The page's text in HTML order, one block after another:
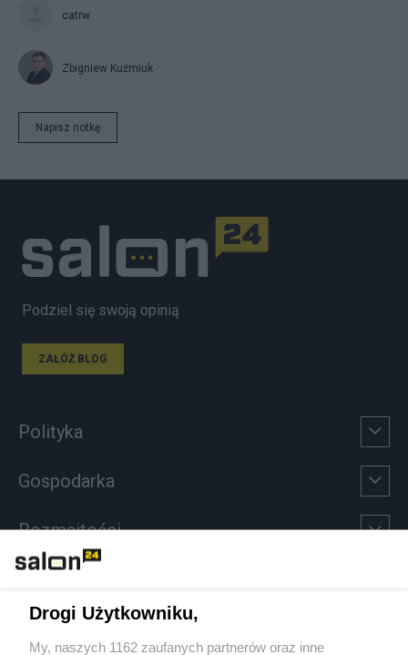
catrw
Zbigniew Kuźmiuk
Napisz notkę
Podziel się swoją opinią
ZAŁÓŻ BLOG
Polityka
Gospodarka
Rozmaitości
Sport
Drogi Użytkowniku,
My, naszych 1162 zaufanych partnerów oraz inne